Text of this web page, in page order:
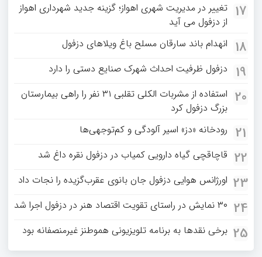
17 تغییر در مدیریت شهری اهواز؛ گزینه جدید شهرداری اهواز
از دزفول می آید
18 انهدام باند سارقان مسلح باغ‌ ویلاهای دزفول
19 دزفول ظرفیت احداث شهرک صنایع دستی را دارد
20
استفاده از مشربات الکلی تقلبی ۳۱ نفر را راهی بیمارستان
بزرگ دزفول کرد
21 رودخانه «دز» اسیر آلودگی و کم‌توجهی‌ها
22 قاچاقچی گیاه دارویی کمیاب در دزفول نقره داغ شد
23 اورژانس هوایی دزفول جان بانوی عقرب‌گزیده را نجات داد
24 ۳۰ نمایش در راستای تقویت اقتصاد هنر در دزفول اجرا شد
25 برخی نقدها به برنامه تلویزیونی هموطنز غیرمنصفانه بود